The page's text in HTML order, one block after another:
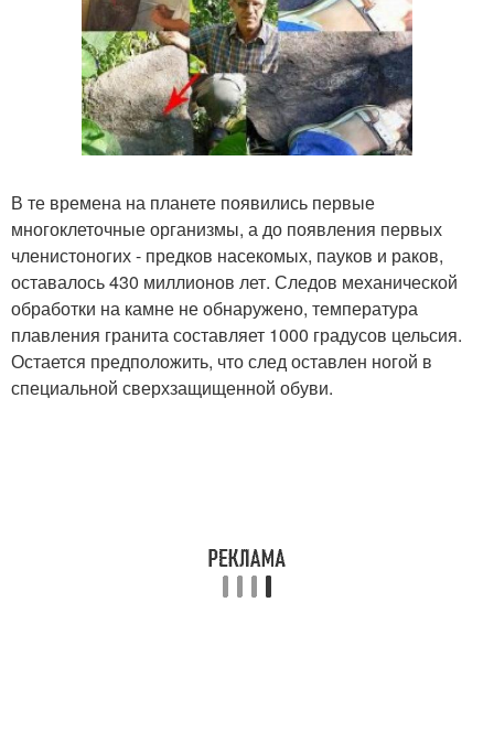
В те времена на планете появились первые
многоклеточные организмы, а до появления первых
членистоногих - предков насекомых, пауков и раков,
оставалось 430 миллионов лет. Следов механической
обработки на камне не обнаружено, температура
плавления гранита составляет 1000 градусов цельсия.
Остается предположить, что след оставлен ногой в
специальной сверхзащищенной обуви.